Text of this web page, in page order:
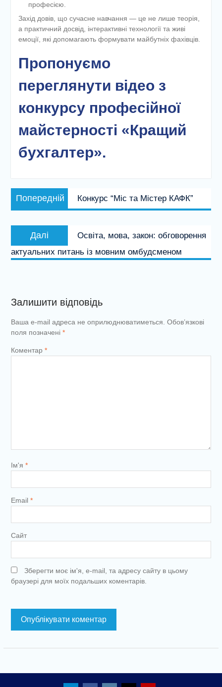
професією.
Захід довів, що сучасне навчання — це не лише теорія,
а практичний досвід, інтерактивні технології та живі
емоції, які допомагають формувати майбутніх фахівців.
Пропонуємо
переглянути відео з
конкурсу професійної
майстерності «Кращий
бухгалтер».
Навігація
записів
Попередній
запис:
Конкурс “Міс та Містер КАФК”
Далі
запис:
Освіта, мова, закон: обговорення
актуальних питань із мовним омбудсменом
Залишити відповідь
Ваша e-mail адреса не оприлюднюватиметься. Обов’язкові
поля позначені *
Коментар *
Ім'я *
Email *
Сайт
Зберегти моє ім'я, e-mail, та адресу сайту в цьому
браузері для моїх подальших коментарів.